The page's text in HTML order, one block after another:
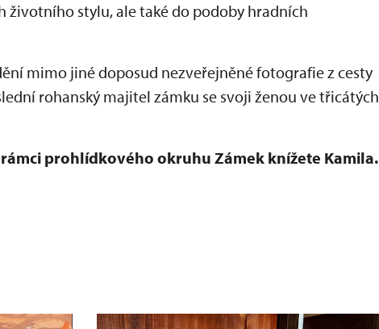
životního stylu, ale také do podoby hradních
mimo jiné doposud nezveřejněné fotografie z cesty
rohanský majitel zámku se svoji ženou ve třicátých
prohlídkového okruhu Zámek knížete Kamila.